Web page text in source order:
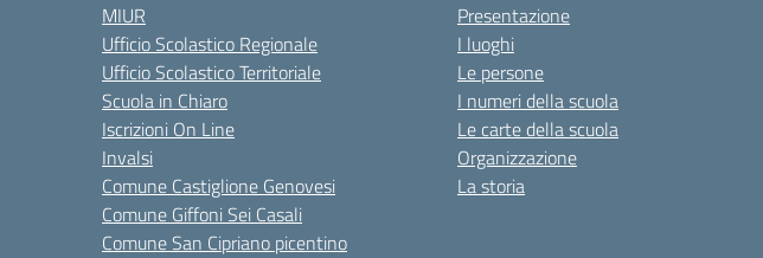
MIUR
Ufficio Scolastico Regionale
Ufficio Scolastico Territoriale
Scuola in Chiaro
Iscrizioni On Line
Invalsi
Comune Castiglione Genovesi
Comune Giffoni Sei Casali
Comune San Cipriano picentino
Presentazione
I luoghi
Le persone
I numeri della scuola
Le carte della scuola
Organizzazione
La storia